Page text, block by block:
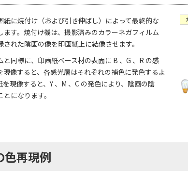
に焼付け（および引き伸ばし）によって最終的な
す。焼付け機は、撮影済みのカラーネガフィルム
れた陰画の像を印画紙上に結像させます。
同様に、印画紙ベース材の表面に B 、G 、R の感
像すると、各感光層はそれぞれの補色に発色するよ
現像すると、Y 、M 、C の発色により、陰画の陰
になります。
色再現例